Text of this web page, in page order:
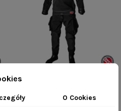
13 090,00 zł
O Cookies